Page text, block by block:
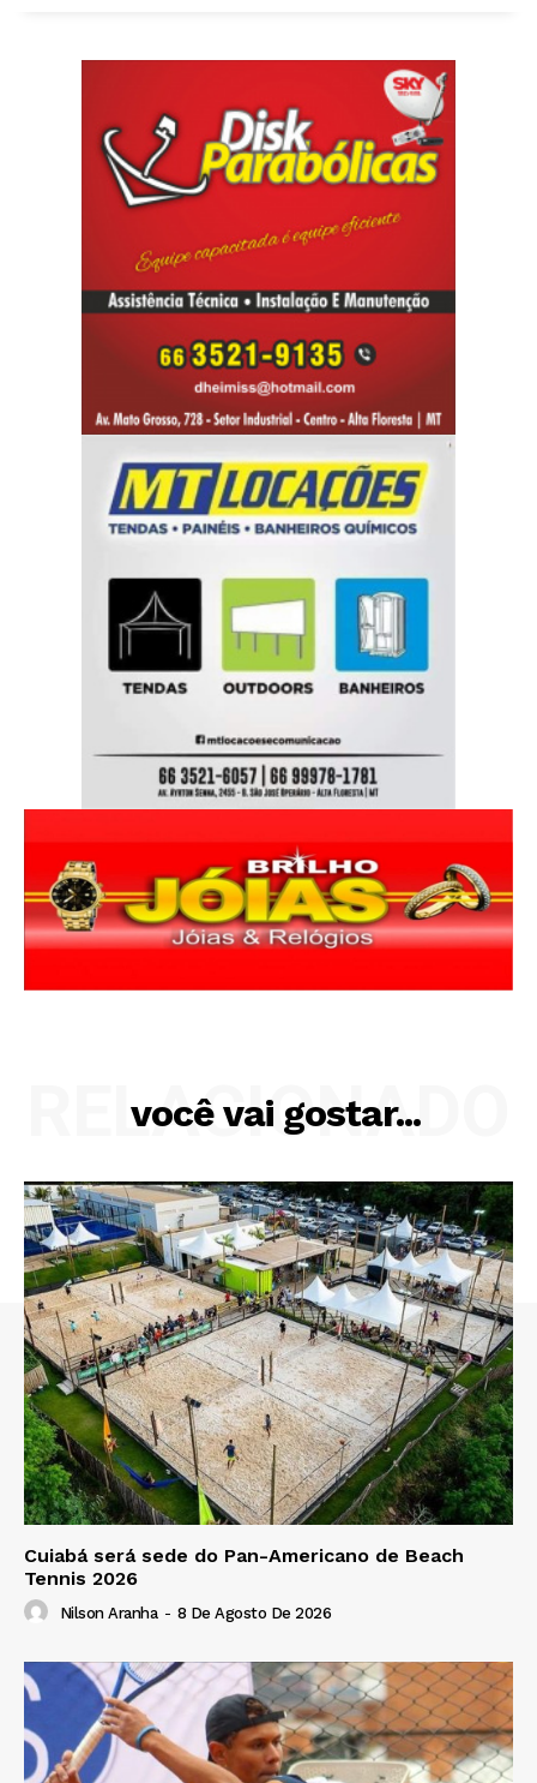
você vai gostar...
RELACIONADO
Cuiabá será sede do Pan-Americano de Beach
Tennis 2026
Nilson Aranha - 8 De Agosto De 2026